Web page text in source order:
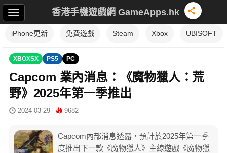
香港手機遊戲網 GameApps.hk
iPhone更新 免費遊戲 Steam Xbox UBISOFT
XBOXSX PS5 PC
Capcom 業內消息：《魔物獵人：荒
野》2025年第一季推出
2024-03-29 9682
Capcom內部消息透露，預計於2025年第一季
度推出下一款《魔物獵人》主線遊戲《魔物獵